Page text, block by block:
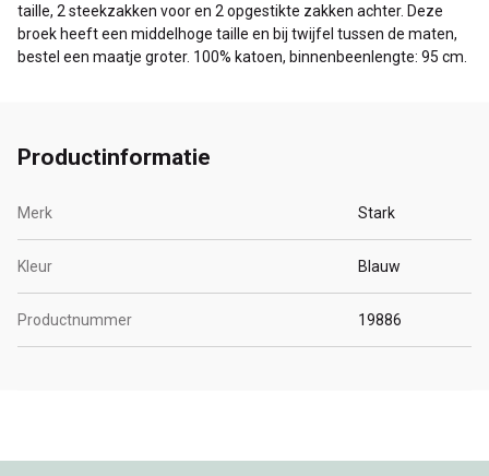
taille, 2 steekzakken voor en 2 opgestikte zakken achter. Deze
broek heeft een middelhoge taille en bij twijfel tussen de maten,
bestel een maatje groter. 100% katoen, binnenbeenlengte: 95 cm.
Productinformatie
Merk Stark
Kleur Blauw
Productnummer 19886